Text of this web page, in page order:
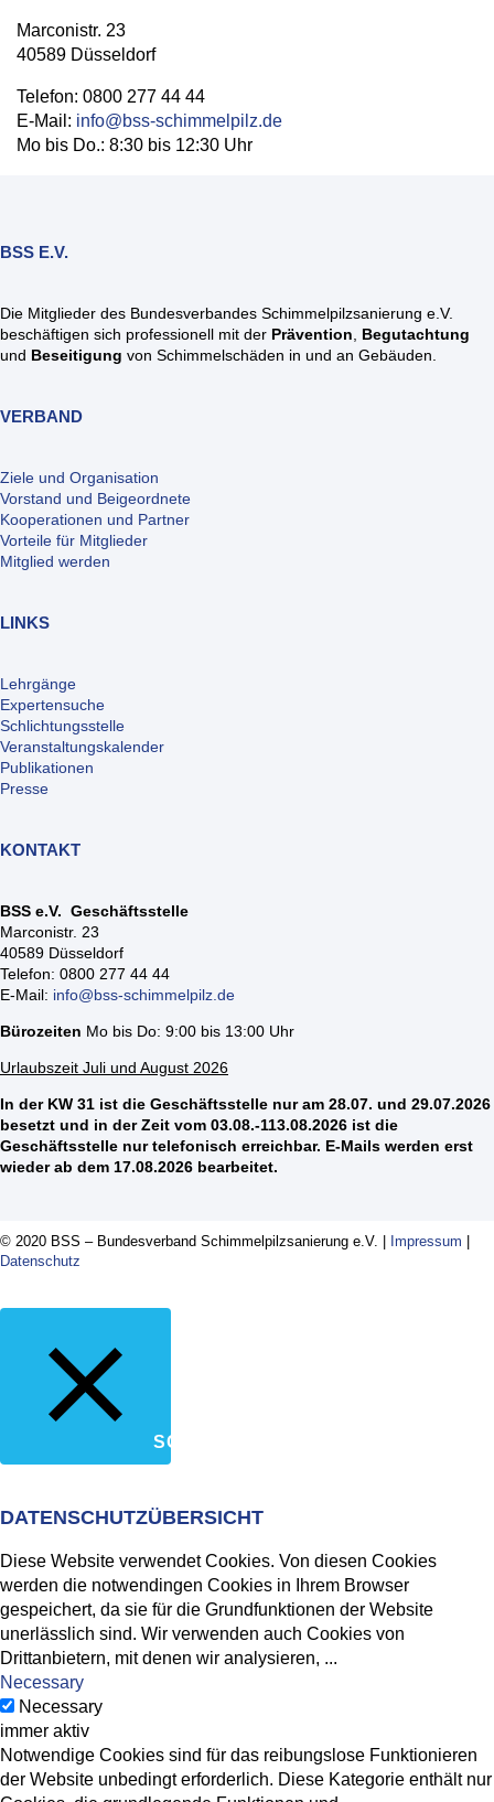
Marconistr. 23
40589 Düsseldorf
Telefon: 0800 277 44 44
E-Mail: info@bss-schimmelpilz.de
Mo bis Do.: 8:30 bis 12:30 Uhr
BSS E.V.
Die Mitglieder des Bundesverbandes Schimmelpilzsanierung e.V.
beschäftigen sich professionell mit der Prävention, Begutachtung
und Beseitigung von Schimmelschäden in und an Gebäuden.
VERBAND
Ziele und Organisation
Vorstand und Beigeordnete
Kooperationen und Partner
Vorteile für Mitglieder
Mitglied werden
LINKS
Lehrgänge
Expertensuche
Schlichtungsstelle
Veranstaltungskalender
Publikationen
Presse
KONTAKT
BSS e.V. Geschäftsstelle
Marconistr. 23
40589 Düsseldorf
Telefon: 0800 277 44 44
E-Mail: info@bss-schimmelpilz.de
Bürozeiten Mo bis Do: 9:00 bis 13:00 Uhr
Urlaubszeit Juli und August 2026
In der KW 31 ist die Geschäftsstelle nur am 28.07. und 29.07.2026
besetzt und in der Zeit vom 03.08.-113.08.2026 ist die
Geschäftsstelle nur telefonisch erreichbar. E-Mails werden erst
wieder ab dem 17.08.2026 bearbeitet.
© 2020 BSS – Bundesverband Schimmelpilzsanierung e.V. | Impressum
Datenschutz
SCHLIESSEN
DATENSCHUTZÜBERSICHT
Diese Website verwendet Cookies. Von diesen Cookies
werden die notwendingen Cookies in Ihrem Browser
gespeichert, da sie für die Grundfunktionen der Website
unerlässlich sind. Wir verwenden auch Cookies von
Drittanbietern, mit denen wir analysieren, ...
Necessary
Necessary
immer aktiv
Notwendige Cookies sind für das reibungslose Funktionieren
der Website unbedingt erforderlich. Diese Kategorie enthält nur